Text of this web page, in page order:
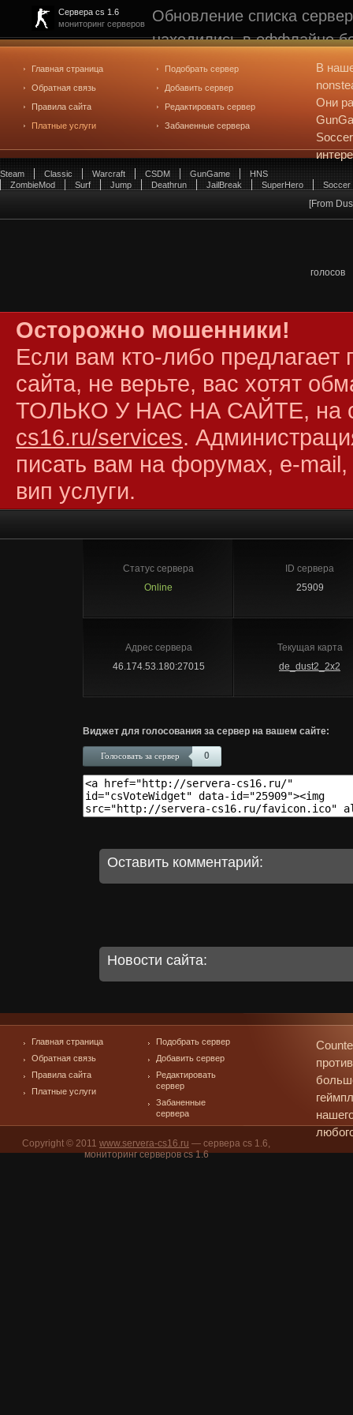
Сервера cs 1.6
мониторинг серверов
Обновление списка
находились в оффлайне
рейтинге не участвуют.
редактирования
.
Главная страница
Обратная связь
Правила сайта
Платные услуги
Подобрать сервер
Добавить сервер
Редактировать сервер
Забаненные сервера
В
Они
Steam Classic Warcraft CSDM GunGame
HNS
ZombieMod
Surf Jump Deathrun JailBreak SuperHero Soccer
[From
голосов
Осторожно мошенники!
Если вам кто-либо
сайта, не верьте, вас хотят
ТОЛЬКО У НАС НА САЙТЕ, на
cs16.ru/services.
писать вам на форумах, e-mail,
вип услуги.
Статус сервера
Online
ID сервера
25909
Адрес сервера
46.174.53.180:27015
Текущая карта
de_dust2_2x2
Виджет для голосования за сервер на вашем сайте:
0
Голосовать за сервер
Оставить комментарий:
Новости сайта:
Главная страница
Обратная связь
Правила сайта
Платные услуги
Подобрать сервер
Добавить сервер
Редактировать
сервер
Забаненные
сервера
Copyright © 2011 www.servera-cs16.ru — сервера cs 1.6,
мониторинг серверов cs 1.6